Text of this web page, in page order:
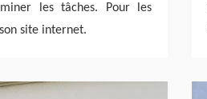
les tâches. Pour les
site internet.